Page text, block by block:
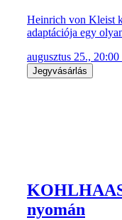
Heinrich von Kleist
adaptációja egy
augusztus 25.,
Jegyvásárlás
nyomán